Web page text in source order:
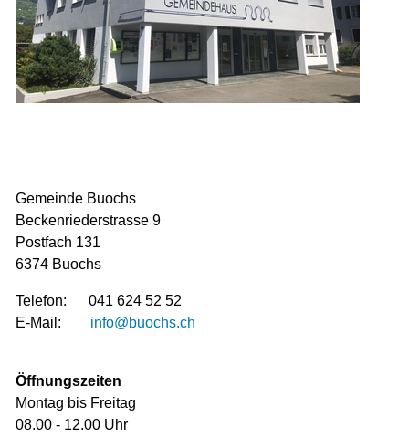
Gemeinde Buochs
Beckenriederstrasse 9
Postfach 131
6374 Buochs
Telefon: 041 624 52 52
E-Mail: info@buochs.ch
Öffnungszeiten
Montag bis Freitag
08.00 - 12.00 Uhr